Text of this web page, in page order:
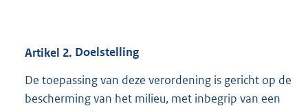
Artikel 2. Doelstelling
De toepassing van deze verordening is gericht op de
bescherming van het milieu, met inbegrip van een